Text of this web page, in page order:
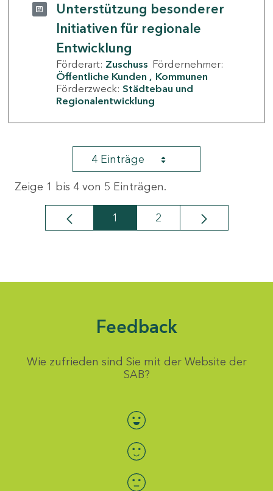
Unterstützung besonderer
Initiativen für regionale
Entwicklung
Förderart: Zuschuss Fördernehmer:
Öffentliche Kunden
Kommunen
Förderzweck: Städtebau und
Regionalentwicklung
4 Einträge
Zeige 1 bis 4 von 5 Einträgen.
Seite
1 Seite
2
Feedback
Wie zufrieden sind Sie mit der Website der
SAB?
Bewertung auswählen